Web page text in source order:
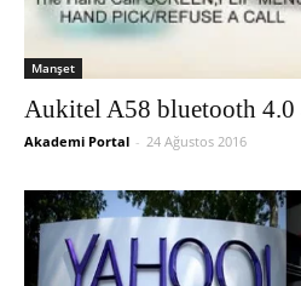
Manşet
Aukitel A58 bluetooth 4.0
Akademi Portal - 24 Ağustos 2016